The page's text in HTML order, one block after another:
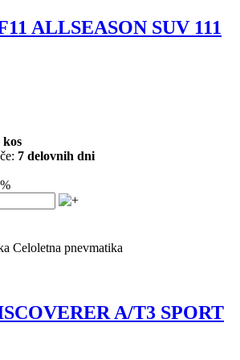
ALLSEASON SUV 111
kos
7 delovnih dni
Celoletna pnevmatika
A/T3 SPORT